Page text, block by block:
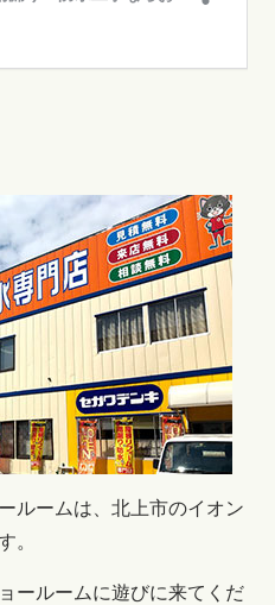
ルームは、北上市のイオン
。
ールームに遊びに来てくだ